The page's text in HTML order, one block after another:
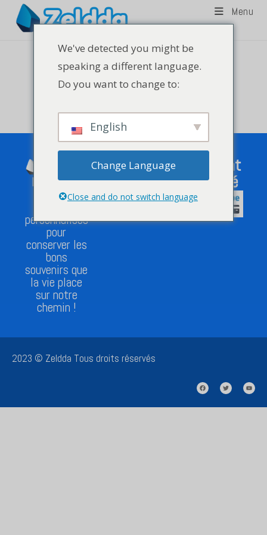
Menu
Rien de tel
que des
objets
personnalisés
pour
conserver les
bons
souvenirs que
la vie place
sur notre
chemin !
Menu
Paiement
sécurisé
2023 © Zeldda Tous droits réservés
We've detected you might be
speaking a different language.
Do you want to change to:
English
Change Language
Close and do not switch language